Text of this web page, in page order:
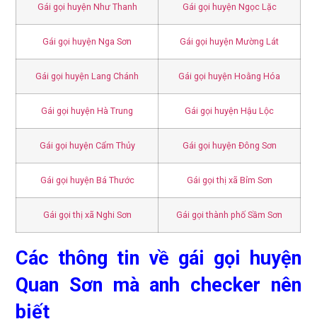
Gái gọi huyện Như Thanh Gái gọi huyện Ngọc Lặc
Gái gọi huyện Nga Sơn Gái gọi huyện Mường Lát
Gái gọi huyện Lang Chánh Gái gọi huyện Hoằng Hóa
Gái gọi huyện Hà Trung Gái gọi huyện Hậu Lộc
Gái gọi huyện Cẩm Thủy Gái gọi huyện Đông Sơn
Gái gọi huyện Bá Thước Gái gọi thị xã Bỉm Sơn
Gái gọi thị xã Nghi Sơn Gái gọi thành phố Sầm Sơn
Các thông tin về gái gọi huyện
Quan Sơn mà anh checker nên
biết